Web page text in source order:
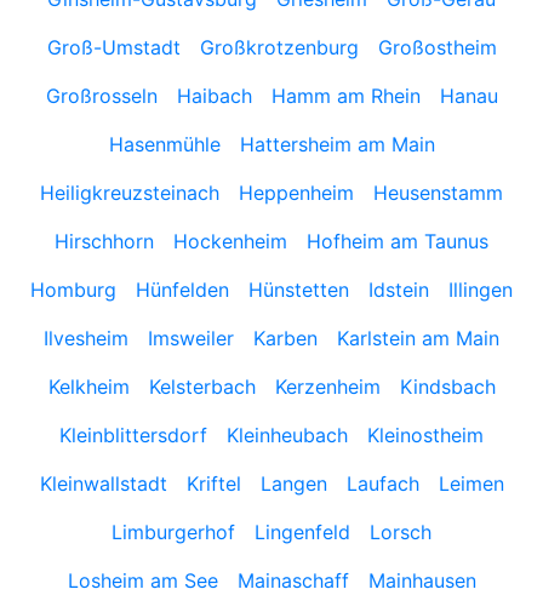
Groß-Umstadt
Großkrotzenburg
Großostheim
Großrosseln
Haibach Hamm am Rhein
Hanau
Hasenmühle
Hattersheim am Main
Heiligkreuzsteinach
Heppenheim
Heusenstamm
Hirschhorn
Hockenheim
Hofheim am Taunus
Homburg
Hünfelden Hünstetten Idstein
Illingen
Ilvesheim
Imsweiler Karben
Karlstein am Main
Kelkheim
Kelsterbach Kerzenheim
Kindsbach
Kleinblittersdorf
Kleinheubach
Kleinostheim
Kleinwallstadt
Kriftel Langen Laufach
Leimen
Limburgerhof
Lingenfeld
Lorsch
Losheim am See
Mainaschaff
Mainhausen